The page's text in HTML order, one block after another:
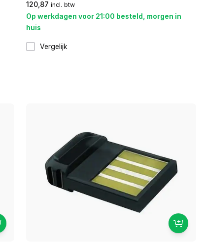
120,87 incl. btw
Op werkdagen voor 21:00 besteld, morgen in
huis
Vergelijk